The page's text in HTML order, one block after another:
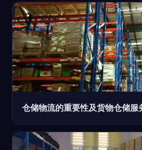
仓储物流的重要性及货物仓储服